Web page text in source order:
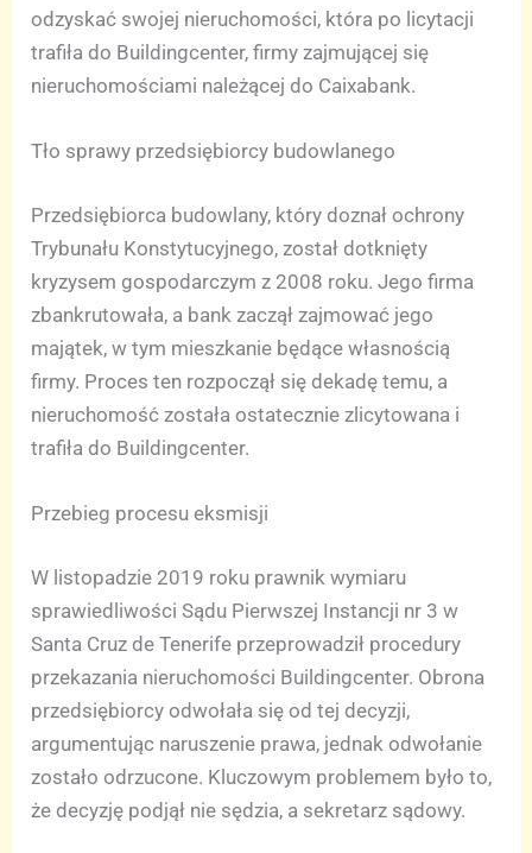
odzyskać swojej nieruchomości, która po licytacji
trafiła do Buildingcenter, firmy zajmującej się
nieruchomościami należącej do Caixabank.
Tło sprawy przedsiębiorcy budowlanego
Przedsiębiorca budowlany, który doznał ochrony
Trybunału Konstytucyjnego, został dotknięty
kryzysem gospodarczym z 2008 roku. Jego firma
zbankrutowała, a bank zaczął zajmować jego
majątek, w tym mieszkanie będące własnością
firmy. Proces ten rozpoczął się dekadę temu, a
nieruchomość została ostatecznie zlicytowana i
trafiła do Buildingcenter.
Przebieg procesu eksmisji
W listopadzie 2019 roku prawnik wymiaru
sprawiedliwości Sądu Pierwszej Instancji nr 3 w
Santa Cruz de Tenerife przeprowadził procedury
przekazania nieruchomości Buildingcenter. Obrona
przedsiębiorcy odwołała się od tej decyzji,
argumentując naruszenie prawa, jednak odwołanie
zostało odrzucone. Kluczowym problemem było to,
że decyzję podjął nie sędzia, a sekretarz sądowy.